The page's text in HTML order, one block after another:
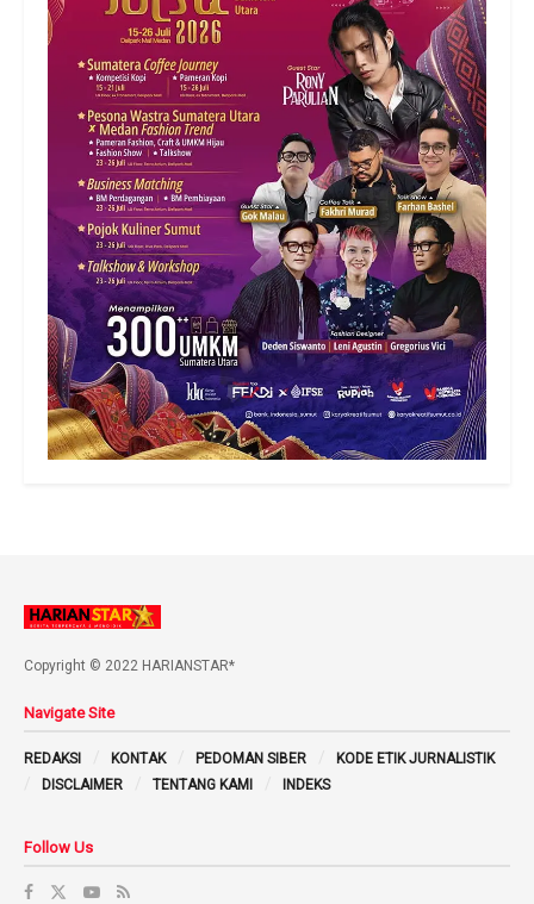
Copyright © 2022 HARIANSTAR*
Navigate Site
REDAKSI KONTAK PEDOMAN SIBER
KODE ETIK JURNALISTIK
DISCLAIMER
TENTANG KAMI INDEKS
Follow Us